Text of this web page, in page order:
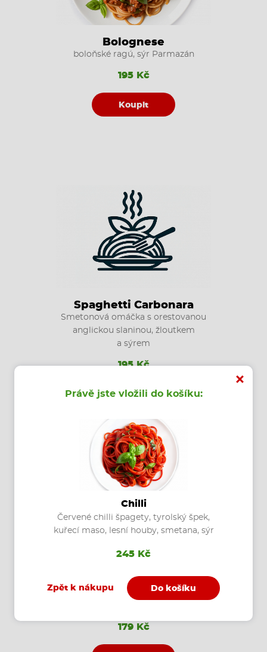
Bolognese
boloňské ragú, sýr Parmazán
195 Kč
Koupit
Spaghetti Carbonara
Smetonová omáčka s orestovanou
anglickou slaninou, žloutkem
a sýrem
195 Kč
Koupit
Olio e Aglio
179 Kč
Právě jste vložili do košíku:
Chilli
Červené chilli špagety, tyrolský špek,
kuřecí maso, lesní houby, smetana, sýr
245 Kč
Zpět k nákupu Do košíku